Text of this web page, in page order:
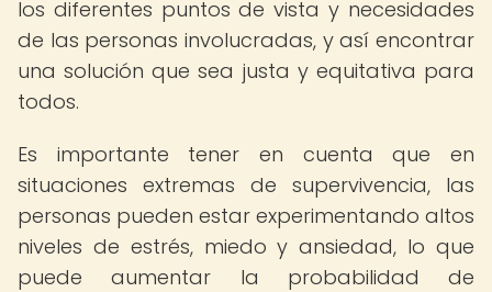
los diferentes puntos de vista y necesidades
de las personas involucradas, y así encontrar
una solución que sea justa y equitativa para
todos.
Es importante tener en cuenta que en
situaciones extremas de supervivencia, las
personas pueden estar experimentando altos
niveles de estrés, miedo y ansiedad, lo que
puede aumentar la probabilidad de